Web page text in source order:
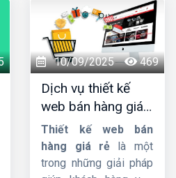
cấp dịch vụ
thiet ke
web shop thoi trang
uy tín, chuyên nghiệp,
giao diện đẹp, đảm
bảo chất lượng với giá
rẻ. Hãy liên hệ với đội
ngũ nhân viên tư vấn
củaHIG chúng tôi.
10/09/2025 469
Dịch vụ thiết kế
web bán hàng giá
rẻ, đẹp, chuyên
nghiệp
Thiết kế web bán
hàng giá rẻ
là một
trong những giải pháp